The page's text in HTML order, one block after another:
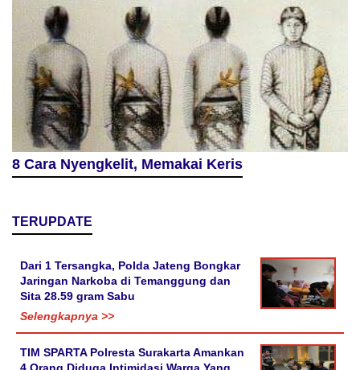
8 Cara Nyengkelit, Memakai Keris
TERUPDATE
Dari 1 Tersangka, Polda Jateng Bongkar
Jaringan Narkoba di Temanggung dan
Sita 28.59 gram Sabu
Selengkapnya >>
TIM SPARTA Polresta Surakarta Amankan